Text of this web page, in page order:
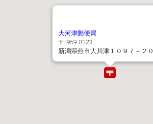
大河津郵便局
〒 959-0123
新潟県燕市大川津１０９７－２０